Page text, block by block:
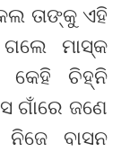
ତାଙ୍କୁ ଏହି
ମାସ୍କ
କେହି ଚିହ୍ନି
ଗାଁରେ ଜଣେ
ବାସନ